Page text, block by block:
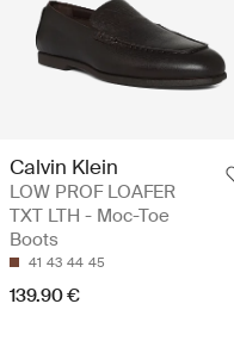
Calvin Klein
LOW PROF LOAFER
TXT LTH - Moc-Toe
Boots
41 43 44 45
139.90 €